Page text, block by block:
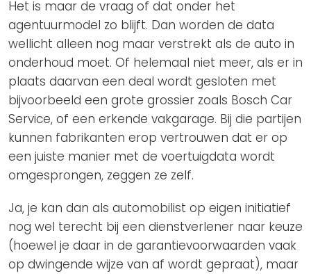
Het is maar de vraag of dat onder het
agentuurmodel zo blijft. Dan worden de data
wellicht alleen nog maar verstrekt als de auto in
onderhoud moet. Of helemaal niet meer, als er in
plaats daarvan een deal wordt gesloten met
bijvoorbeeld een grote grossier zoals Bosch Car
Service, of een erkende vakgarage. Bij die partijen
kunnen fabrikanten erop vertrouwen dat er op
een juiste manier met de voertuigdata wordt
omgesprongen, zeggen ze zelf.
Ja, je kan dan als automobilist op eigen initiatief
nog wel terecht bij een dienstverlener naar keuze
(hoewel je daar in de garantievoorwaarden vaak
op dwingende wijze van af wordt gepraat), maar